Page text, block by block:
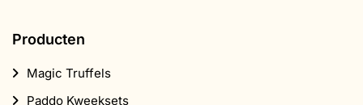
Populair
Wietzaadjes
Headshop